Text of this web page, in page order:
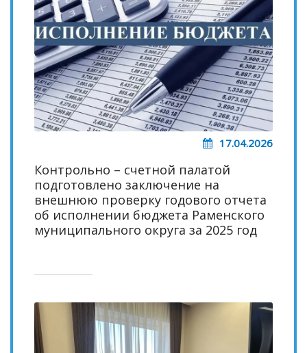
17.04.2026
Контрольно – счетной палатой
подготовлено заключение на
внешнюю проверку годового отчета
об исполнении бюджета Раменского
муниципального округа за 2025 год